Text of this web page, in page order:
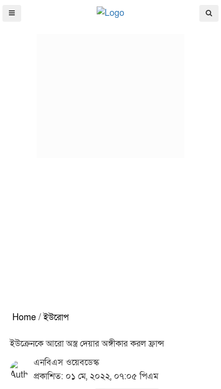
Home / ইউরোপ
ইউক্রেনকে আরো অস্ত্র দেয়ার অঙ্গীকার করল ফ্রান্স
এনবিএস ওয়েবডেস্ক
প্রকাশিত: ০১ মে, ২০২২, ০৭:০৫ পিএম